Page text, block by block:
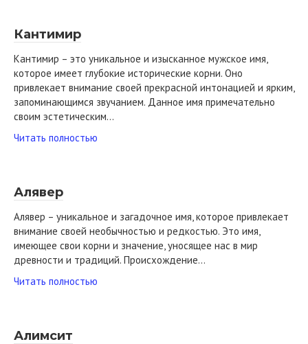
Кантимир
Кантимир – это уникальное и изысканное мужское имя,
которое имеет глубокие исторические корни. Оно
привлекает внимание своей прекрасной интонацией и ярким,
запоминающимся звучанием. Данное имя примечательно
своим эстетическим…
Читать полностью
Алявер
Алявер – уникальное и загадочное имя, которое привлекает
внимание своей необычностью и редкостью. Это имя,
имеющее свои корни и значение, уносящее нас в мир
древности и традиций. Происхождение…
Читать полностью
Алимсит